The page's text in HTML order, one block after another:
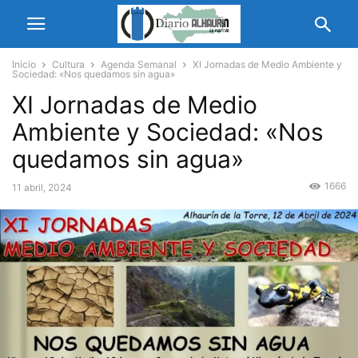
Inicio Cultura Agenda Semanal
XI Jornadas de Medio Ambiente y
Sociedad: «Nos quedamos sin agua»
XI Jornadas de Medio
Ambiente y Sociedad: «Nos
quedamos sin agua»
11 abril, 2024 1666